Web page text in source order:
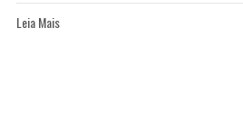
Leia Mais